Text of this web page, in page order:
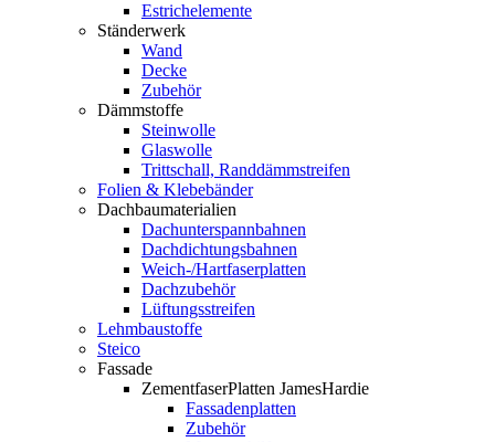
Estrichelemente
Ständerwerk
Wand
Decke
Zubehör
Dämmstoffe
Steinwolle
Glaswolle
Trittschall, Randdämmstreifen
Folien & Klebebänder
Dachbaumaterialien
Dachunterspannbahnen
Dachdichtungsbahnen
Weich-/Hartfaserplatten
Dachzubehör
Lüftungsstreifen
Lehmbaustoffe
Steico
Fassade
ZementfaserPlatten JamesHardie
Fassadenplatten
Zubehör